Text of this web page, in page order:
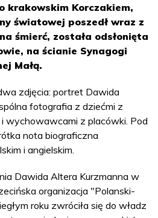
krakowskim Korczakiem,
światowej poszedł wraz z
śmierć, została odsłonięta
na ścianie Synagogi
Małą.
zdjęcia: portret Dawida
fotografia z dziećmi z
wychowawcami z placówki. Pod
nota biograficzna
i angielskim.
Dawida Altera Kurzmanna w
organizacja "Polanski-
roku zwróciła się do władz